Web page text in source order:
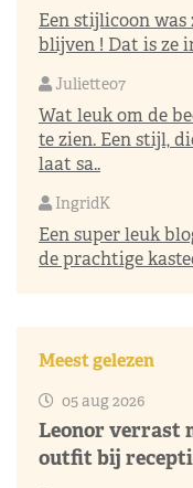
Een stijlicoon
blijven ! Dat is ze
Juliette07
Wat leuk om de
te zien. Een stijl,
laat sa..
IngridK
Een super leuk
de prachtige
Meest gelezen
05 aug 2026
Leonor verrast
outfit bij